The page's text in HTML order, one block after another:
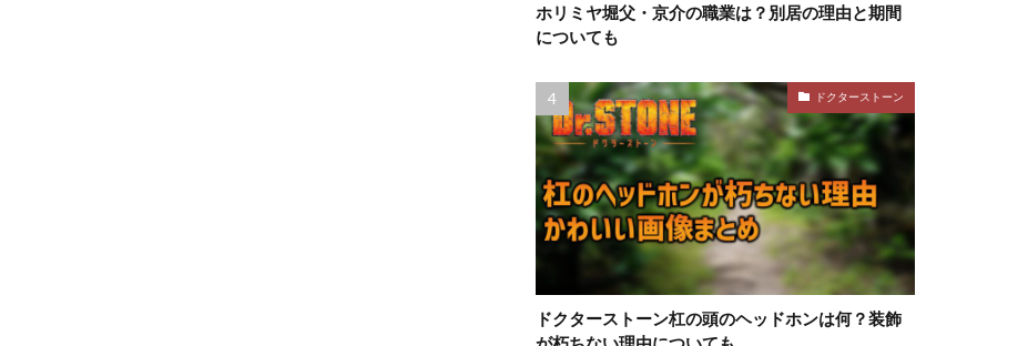
ホリミヤ堀父・京介の職業は？別居の理由と期間
についても
ドクターストーン
ドクターストーン杠の頭のヘッドホンは何？装飾